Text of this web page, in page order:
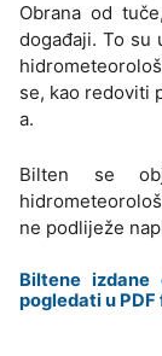
Obrana od
događaji. To su
se, kao redoviti
a.
Bilten se
ne podliježe
Biltene
pogledati u